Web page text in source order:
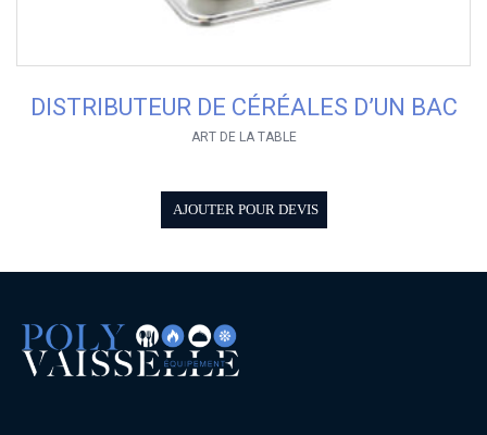
DISTRIBUTEUR DE CÉRÉALES D’UN BAC
ART DE LA TABLE
AJOUTER POUR DEVIS